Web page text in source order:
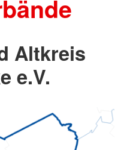
Altkreis
e.V.